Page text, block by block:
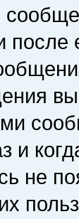
и
не